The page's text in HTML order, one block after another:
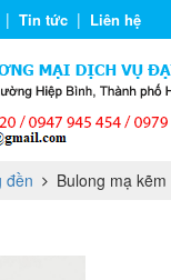
| Tin tức | Liên hệ
đền Bulong mạ